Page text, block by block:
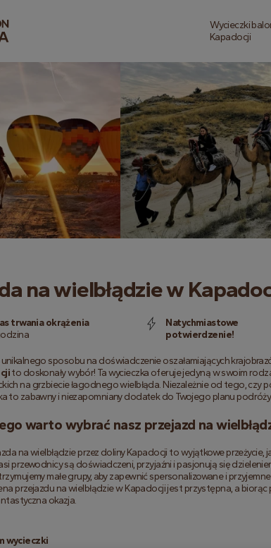
Wycieczki
Kapadocji
na wielbłądzie w
trwania okrążenia
Natychmiastowe
potwierdzenie!
unikalnego sposobu na doświadczenie oszałamiających
to doskonały wybór! Ta wycieczka oferuje jedyną w swoim
na grzbiecie łagodnego wielbłąda. Niezależnie od tego, czy
to zabawny i niezapomniany dodatek do Twojego planu
warto wybrać nasz przejazd na
na wielbłądzie przez doliny Kapadocji to wyjątkowe
przewodnicy są doświadczeni, przyjaźni i pasjonują się
małe grupy, aby zapewnić spersonalizowane i
przejazdu na wielbłądzie w Kapadocji jest przystępna, a
okazja.
wycieczki